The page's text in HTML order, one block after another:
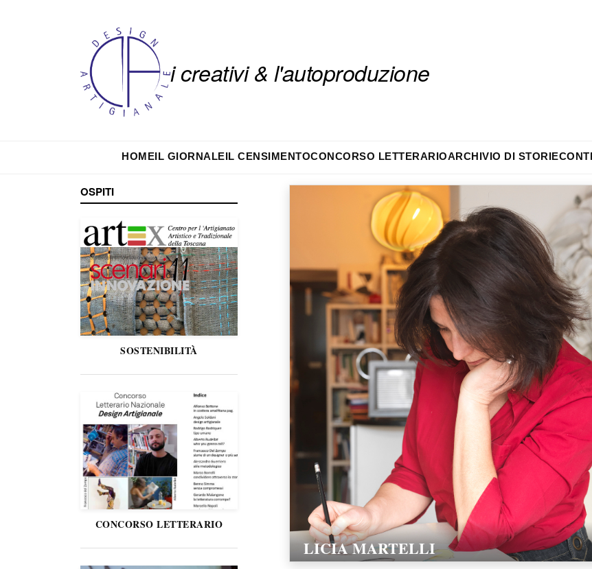
i creativi & l'autoproduzione
HOMEIL GIORNALEIL CENSIMENTOCONCORSO LETTERARIOARCHIVIO DI STORIE
OSPITI
SOSTENIBILITÀ
CONCORSO LETTERARIO
LORELLA POZZI